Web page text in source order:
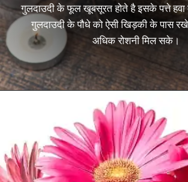
गुलदाउदी के फूल खूबसूरत होते है इसके पत्ते
गुलदाउदी के पौधे को ऐसी खिड़की के पास
अधिक रोशनी मिल सके।